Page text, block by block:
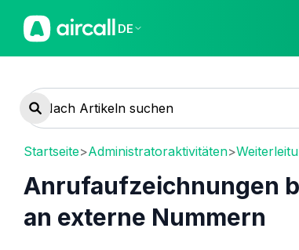
DE
Startseite>Administratoraktivitäten>
Anrufaufzeichnungen
an externe Nummern